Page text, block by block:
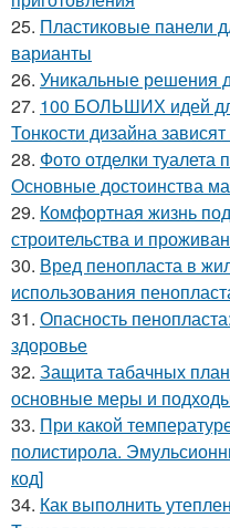
25. Пластиковые панели
варианты
26. Уникальные решения
27. 100 БОЛЬШИХ идей
Тонкости дизайна
28. Фото отделки
Основные достоинства
29. Комфортная жизнь
строительства и
30. Вред пенопласта в
использования
31. Опасность
здоровье
32. Защита табачных
основные меры и
33. При какой
полистирола.
код]
34. Как выполнить